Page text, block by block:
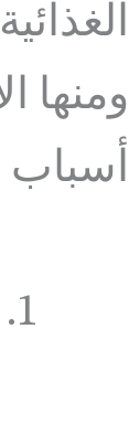
ومنها
أسباب